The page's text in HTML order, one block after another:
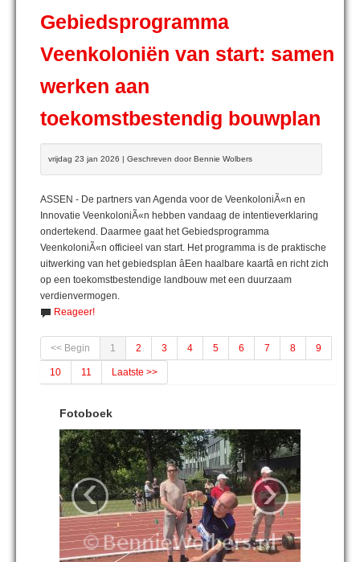
Gebiedsprogramma
Veenkoloniën van start: samen
werken aan
toekomstbestendig bouwplan
vrijdag 23 jan 2026 | Geschreven door Bennie Wolbers
ASSEN - De partners van Agenda voor de VeenkoloniÃ«n en
Innovatie VeenkoloniÃ«n hebben vandaag de intentieverklaring
ondertekend. Daarmee gaat het Gebiedsprogramma
VeenkoloniÃ«n officieel van start. Het programma is de praktische
uitwerking van het gebiedsplan âEen haalbare kaartâ en richt zich
op een toekomstbestendige landbouw met een duurzaam
verdienvermogen.
Reageer!
<< Begin 1 2 3 4 5 6 7 8 9
10 11 Laatste >>
Fotoboek
‹ ›